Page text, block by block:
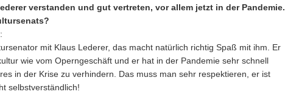
verstanden und gut vertreten, vor allem jetzt in der Pandemie.
mit Klaus Lederer, das macht natürlich richtig Spaß mit ihm. Er
wie vom Operngeschäft und er hat in der Pandemie sehr schnell
in der Krise zu verhindern. Das muss man sehr respektieren, er ist
selbstverständlich!